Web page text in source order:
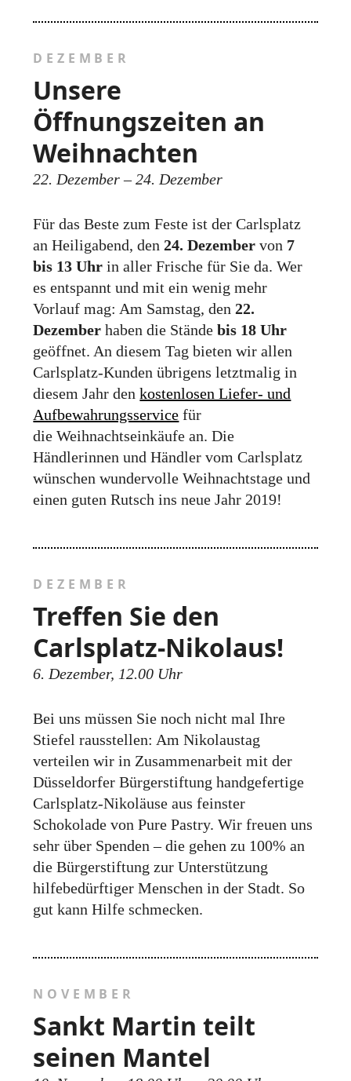
DEZEMBER
Unsere
Öffnungszeiten an
Weihnachten
22. Dezember – 24. Dezember
Für das Beste zum Feste ist der Carlsplatz
an Heiligabend, den24. Dezember von 7
bis 13 Uhr in aller Frische für Sie da. Wer
es entspannt und mit ein wenig mehr
Vorlauf mag: Am Samstag, den22.
Dezember haben die Ständebis 18 Uhr
geöffnet. An diesem Tag bieten wir allen
Carlsplatz-Kunden übrigens letztmalig in
diesem Jahr denkostenlosen Liefer- und
Aufbewahrungsservice für
die Weihnachtseinkäufe an. Die
Händlerinnen und Händler vom Carlsplatz
wünschen wundervolle Weihnachtstage und
einen guten Rutsch ins neue Jahr 2019!
DEZEMBER
Treffen Sie den
Carlsplatz-Nikolaus!
6. Dezember, 12.00 Uhr
Bei uns müssen Sie noch nicht mal Ihre
Stiefel rausstellen: Am Nikolaustag
verteilen wir in Zusammenarbeit mit der
Düsseldorfer Bürgerstiftung handgefertige
Carlsplatz-Nikoläuse aus feinster
Schokolade von Pure Pastry. Wir freuen uns
sehr über Spenden – die gehen zu 100% an
die Bürgerstiftung zur Unterstützung
hilfebedürftiger Menschen in der Stadt. So
gut kann Hilfe schmecken.
NOVEMBER
Sankt Martin teilt
seinen Mantel